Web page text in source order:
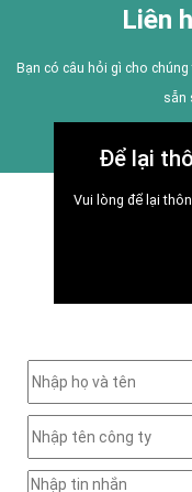
Liên
Bạn có câu hỏi gì cho
sẵn
Để lại
Vui lòng để lại